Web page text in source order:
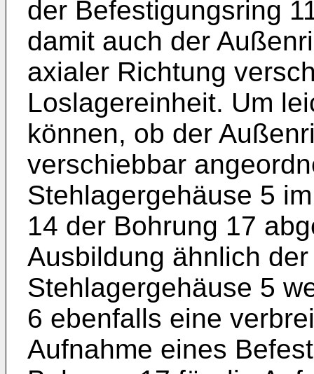
der Befestigungsring
damit auch der
axialer Richtung
Loslagereinheit. Um
können, ob der
verschiebbar
Stehlagergehäuse 5
14 der Bohrung 17
Ausbildung ähnlich
Stehlagergehäuse 5
6 ebenfalls eine
Aufnahme eines